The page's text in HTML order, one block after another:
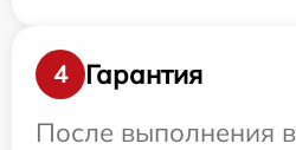
4
Гарантия
После выполнения